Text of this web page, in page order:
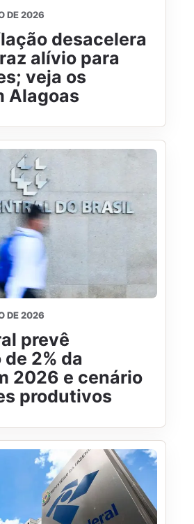
DE 2026
desacelera
alívio para
veja os
Alagoas
DE 2026
prevê
2% da
2026 e cenário
produtivos